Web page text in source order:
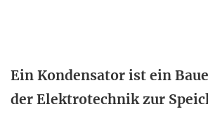
Ein Kondensator ist ein
der Elektrotechnik zur